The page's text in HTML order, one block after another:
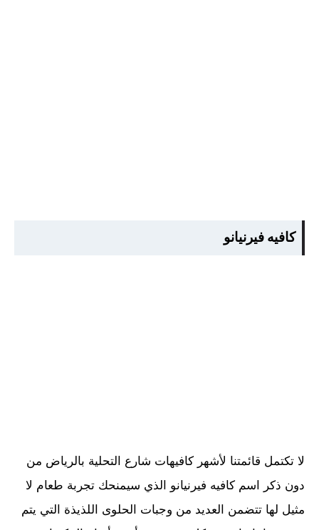
كافيه فيرنيانو
لا تكتمل قائمتنا لأشهر كافيهات شارع التحلية بالرياض من
دون ذكر اسم كافيه فيرنيانو الذي سيمنحك تجربة طعام لا
مثيل لها تتضمن العديد من وجبات الحلوى اللذيذة التي يتم